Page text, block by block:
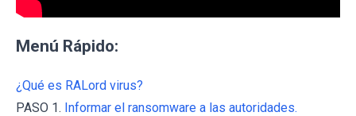
Menú Rápido:
¿Qué es RALord virus?
PASO 1. Informar el ransomware a las autoridades.